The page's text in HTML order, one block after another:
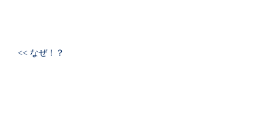
<< なぜ！？